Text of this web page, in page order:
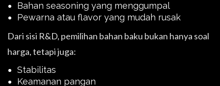
Bahan seasoning yang menggumpal
Pewarna atau flavor yang mudah rusak
Dari sisi R&D, pemilihan bahan baku bukan hanya soal
harga, tetapi juga:
Stabilitas
Keamanan pangan